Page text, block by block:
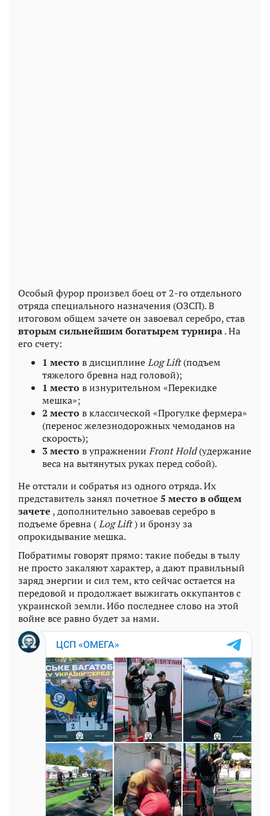
Особый фурор произвел боец ​​от 2-го отдельного
отряда специального назначения (ОЗСП). В
итоговом общем зачете он завоевал серебро, став
вторым сильнейшим богатырем турнира. На
его счету:
1 место в дисциплинеLog Lift(подъем
тяжелого бревна над головой);
1 место в изнурительном «Перекидке
мешка»;
2 место в классической «Прогулке фермера»
(перенос железнодорожных чемоданов на
скорость);
3 место в упражнении Front Hold(удержание
веса на вытянутых руках перед собой).
Не отстали и собратья из одного отряда. Их
представитель занял почетное5 место в общем
зачете , дополнительно завоевав серебро в
подъеме бревна (Log Lift) и бронзу за
опрокидывание мешка.
Побратимы говорят прямо: такие победы в тылу
не просто закаляют характер, а дают правильный
заряд энергии и сил тем, кто сейчас остается на
передовой и продолжает выжигать оккупантов с
украинской земли. Ибо последнее слово на этой
войне все равно будет за нами.